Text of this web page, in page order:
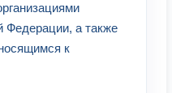
Федерации, а также
к